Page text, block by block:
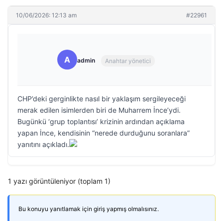
10/06/2026: 12:13 am #22961
A admin Anahtar yönetici
CHP’deki gerginlikte nasıl bir yaklaşım sergileyeceği
merak edilen isimlerden biri de Muharrem İnce’ydi.
Bugünkü ‘grup toplantısı’ krizinin ardından açıklama
yapan İnce, kendisinin “nerede durduğunu soranlara”
yanıtını açıkladı.
1 yazı görüntüleniyor (toplam 1)
Bu konuyu yanıtlamak için giriş yapmış olmalısınız.